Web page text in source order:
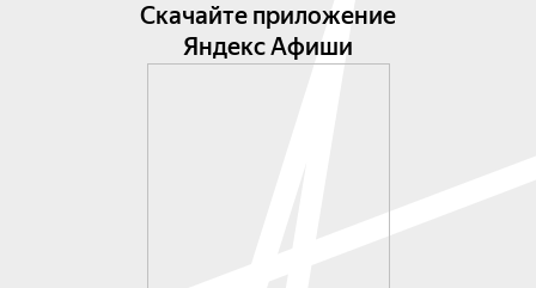
Скачайте приложение
Яндекс Афиши